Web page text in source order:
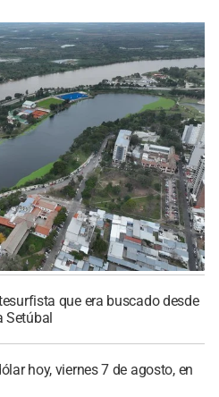
que era buscado desde
Setúbal
hoy, viernes 7 de agosto, en